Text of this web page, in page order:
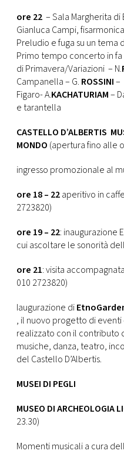
ore 22 – Sala Margherita di
Gianluca Campi,
Preludio e fuga su un tema
Primo tempo concerto in fa
di Primavera/Variazioni – N.
Campanella – G. ROSSINI–
Figaro- A.KACHATURIAM–
e tarantella
CASTELLO D’ALBERTIS
MONDO (apertura fino alle
ingresso promozionale al
ore 18 – 22aperitivo in
2723820)
ore 19 – 22: inaugurazione
cui ascoltare le sonorità
ore 21: visita
010 2723820)
Iaugurazione di
, il nuovo progetto di
realizzato con il contributo
musiche, danza, teatro,
del Castello D’Albertis.
MUSEI DI PEGLI
MUSEO DI ARCHEOLOGIA
23.30)
Momenti musicali a cura